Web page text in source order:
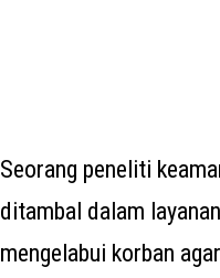
Seorang peneliti
ditambal dalam
mengelabui korban